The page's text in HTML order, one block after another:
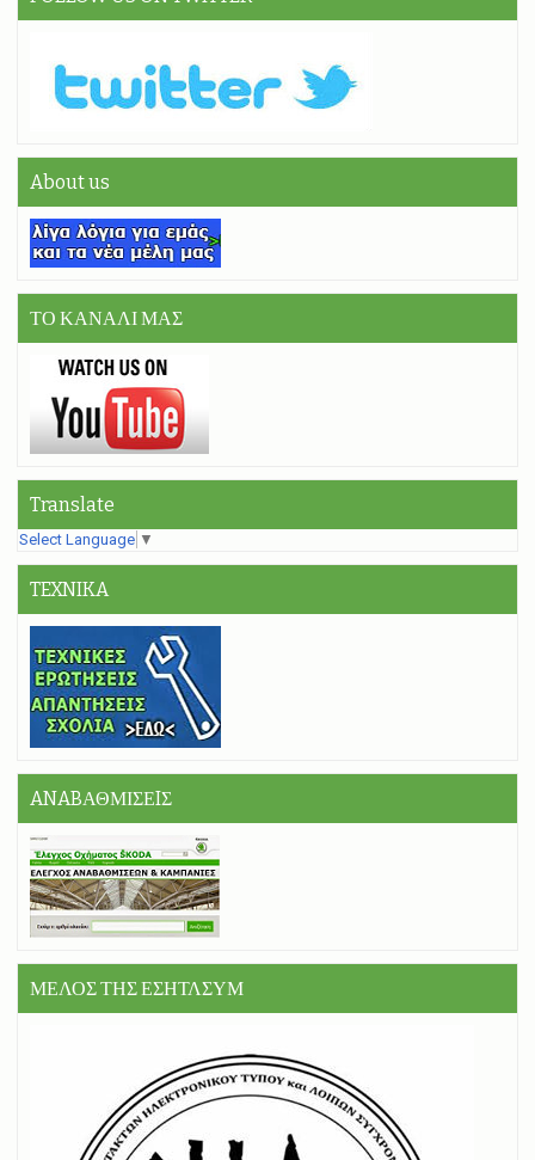
About us
ΤΟ ΚΑΝΑΛΙ ΜΑΣ
Translate
Select Language ▼
TEXNIKA
ANABΑΘΜΙΣΕIΣ
ΜΕΛΟΣ ΤΗΣ ΕΣΗΤΛΣΥΜ